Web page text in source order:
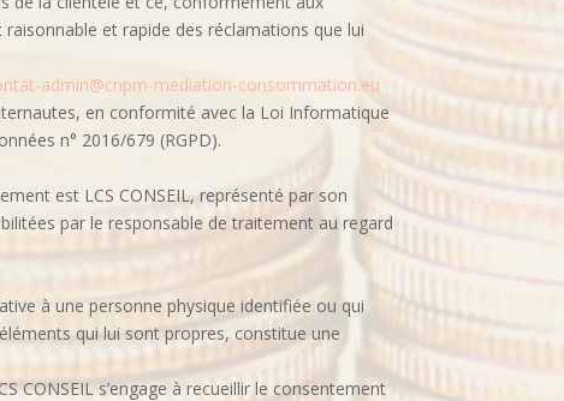
et rapide des réclamations que lui
admin@cnpm-mediation-consommation.eu
en conformité avec la Loi Informatique
n° 2016/679 (RGPD).
est LCS CONSEIL, représenté par son
par le responsable de traitement au regard
à une personne physique identifiée ou qui
qui lui sont propres, constitue une
CONSEIL s’engage à recueillir le consentement